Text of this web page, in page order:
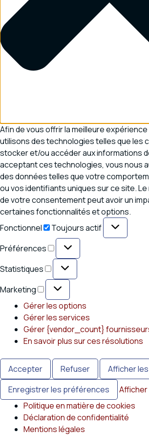
Afin de vous offrir la meilleure
utilisons des technologies telles que les
stocker et/ou accéder aux informations
acceptant ces technologies, vous nous
des données telles que votre
ou vos identifiants uniques sur ce site.
de votre consentement peut avoir un
certaines fonctionnalités et options.
Fonctionnel
Fonctionnel
Toujours actif
Préférences
Préférences
Statistiques Statistiques
Marketing
Marketing
Gérer les options
Gérer les services
Gérer {vendor_count}
En savoir plus sur ces résolutions
Accepter Refuser
Afficher
Enregistrer les préférences
Politique en matière de cookies
Déclaration de confidentialité
Mentions légales